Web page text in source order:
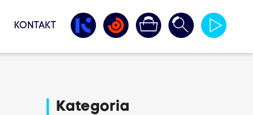
KONTAKT
Kategoria